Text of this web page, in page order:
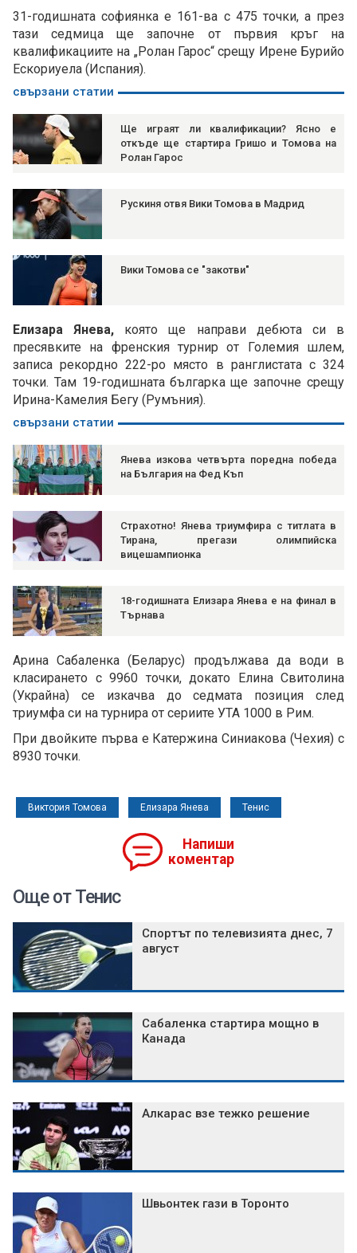
31-годишната софиянка е 161-ва с 475 точки, а през
тази седмица ще започне от първия кръг на
квалификациите на „Ролан Гарос“ срещу Ирене Бурийо
Ескориуела (Испания).
свързани статии
Ще играят ли квалификации? Ясно е
откъде ще стартира Гришо и Томова на
Ролан Гарос
Рускиня отвя Вики Томова в Мадрид
Вики Томова се "закотви"
Елизара Янева, която ще направи дебюта си в
пресявките на френския турнир от Големия шлем,
записа рекордно 222-ро място в ранглистата с 324
точки. Там 19-годишната българка ще започне срещу
Ирина-Камелия Бегу (Румъния).
свързани статии
Янева изкова четвърта поредна победа
на България на Фед Къп
Страхотно! Янева триумфира с титлата в
Тирана, прегази олимпийска
вицешампионка
18-годишната Елизара Янева е на финал в
Търнава
Арина Сабаленка (Беларус) продължава да води в
класирането с 9960 точки, докато Елина Свитолина
(Украйна) се изкачва до седмата позиция след
триумфа си на турнира от сериите УТА 1000 в Рим.
При двойките първа е Катержина Синиакова (Чехия) с
8930 точки.
Виктория Томова Елизара Янева Тенис
Напиши
коментар
Още от Тенис
Спортът по телевизията днес, 7
август
Сабаленка стартира мощно в
Канада
Алкарас взе тежко решение
Швьонтек гази в Торонто